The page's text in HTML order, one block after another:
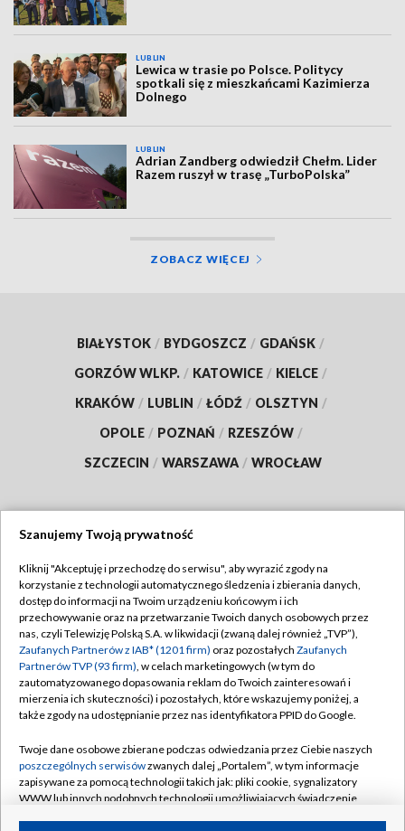
LUBLIN
Lewica w trasie po Polsce. Politycy
spotkali się z mieszkańcami Kazimierza
Dolnego
LUBLIN
Adrian Zandberg odwiedził Chełm. Lider
Razem ruszył w trasę „TurboPolska”
ZOBACZ WIĘCEJ
BIAŁYSTOK / BYDGOSZCZ / GDAŃSK /
GORZÓW WLKP. / KATOWICE / KIELCE /
KRAKÓW / LUBLIN / ŁÓDŹ / OLSZTYN /
OPOLE / POZNAŃ / RZESZÓW /
SZCZECIN / WARSZAWA / WROCŁAW
TVP
Abonament TVP
Emisja w TVP
Centrum informacji TVP
Naziemna Telewizja Cyfrowa
Rada Programowa
System NOS
Informacje o nadawcy
Regulamin TVP
Polityka prywatności
Moje zgody
Pomoc
Kontakt
Kanały
Szanujemy Twoją prywatność
Kliknij "Akceptuję i przechodzę do serwisu", aby wyrazić zgody na
korzystanie z technologii automatycznego śledzenia i zbierania danych,
dostęp do informacji na Twoim urządzeniu końcowym i ich
przechowywanie oraz na przetwarzanie Twoich danych osobowych przez
nas, czyli Telewizję Polską S.A. w likwidacji (zwaną dalej również „TVP”),
Zaufanych Partnerów z IAB* (1201 firm) oraz pozostałych Zaufanych
Partnerów TVP (93 firm), w celach marketingowych (w tym do
zautomatyzowanego dopasowania reklam do Twoich zainteresowań i
mierzenia ich skuteczności) i pozostałych, które wskazujemy poniżej, a
także zgody na udostępnianie przez nas identyfikatora PPID do Google.
Twoje dane osobowe zbierane podczas odwiedzania przez Ciebie naszych
poszczególnych serwisówzwanych dalej „Portalem”, w tym informacje
zapisywane za pomocą technologii takich jak: pliki cookie, sygnalizatory
WWW lub innych podobnych technologii umożliwiających świadczenie